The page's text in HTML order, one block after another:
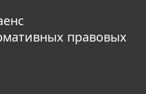
правовых